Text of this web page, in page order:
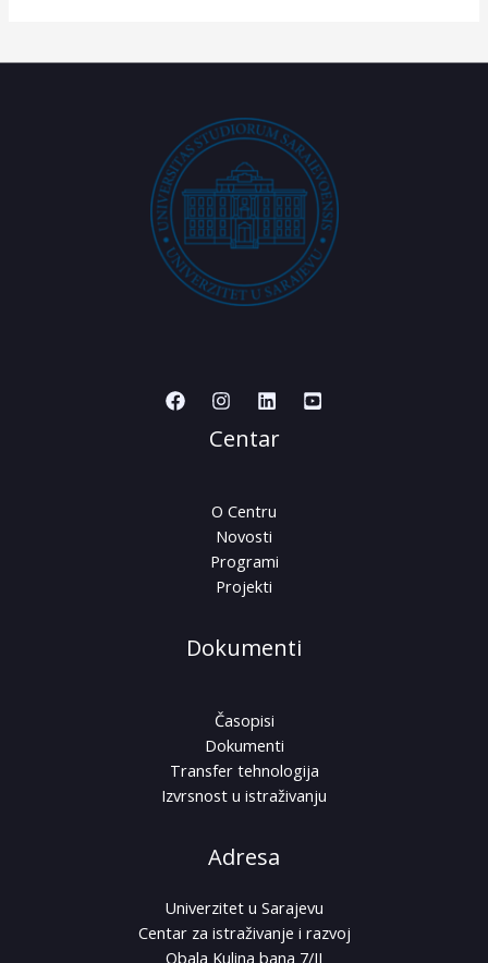
Centar
O Centru
Novosti
Programi
Projekti
Dokumenti
Časopisi
Dokumenti
Transfer tehnologija
Izvrsnost u istraživanju
Adresa
Univerzitet u Sarajevu
Centar za istraživanje i razvoj
Obala Kulina bana 7/II